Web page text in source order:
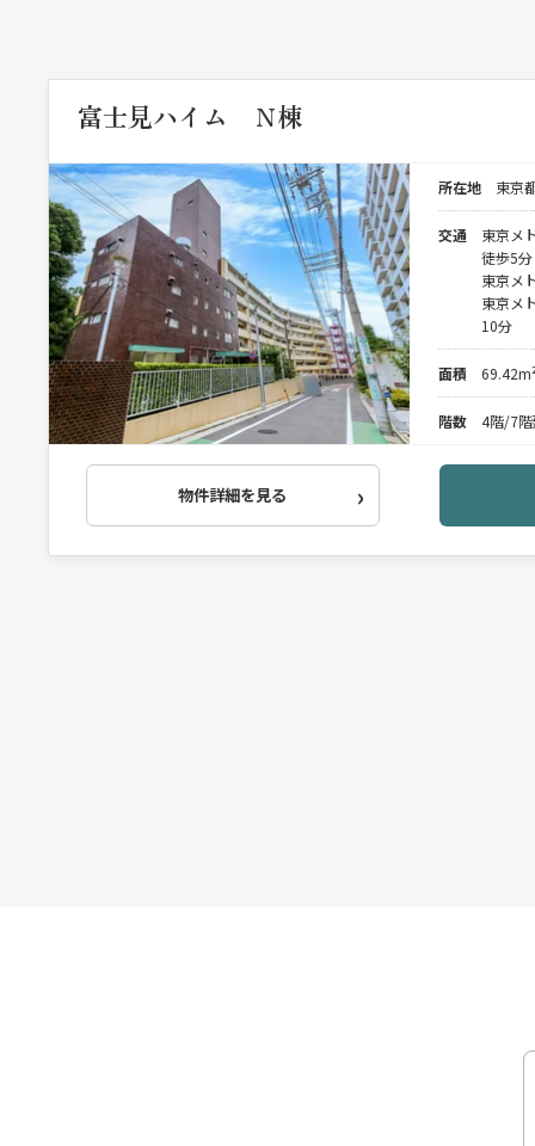
富士見ハイム Ｎ棟
所在地 東京
交通
東京メ
徒歩5分
東京メ
東京メ
10分
面積
階数 4階/7階
物件詳細を見る